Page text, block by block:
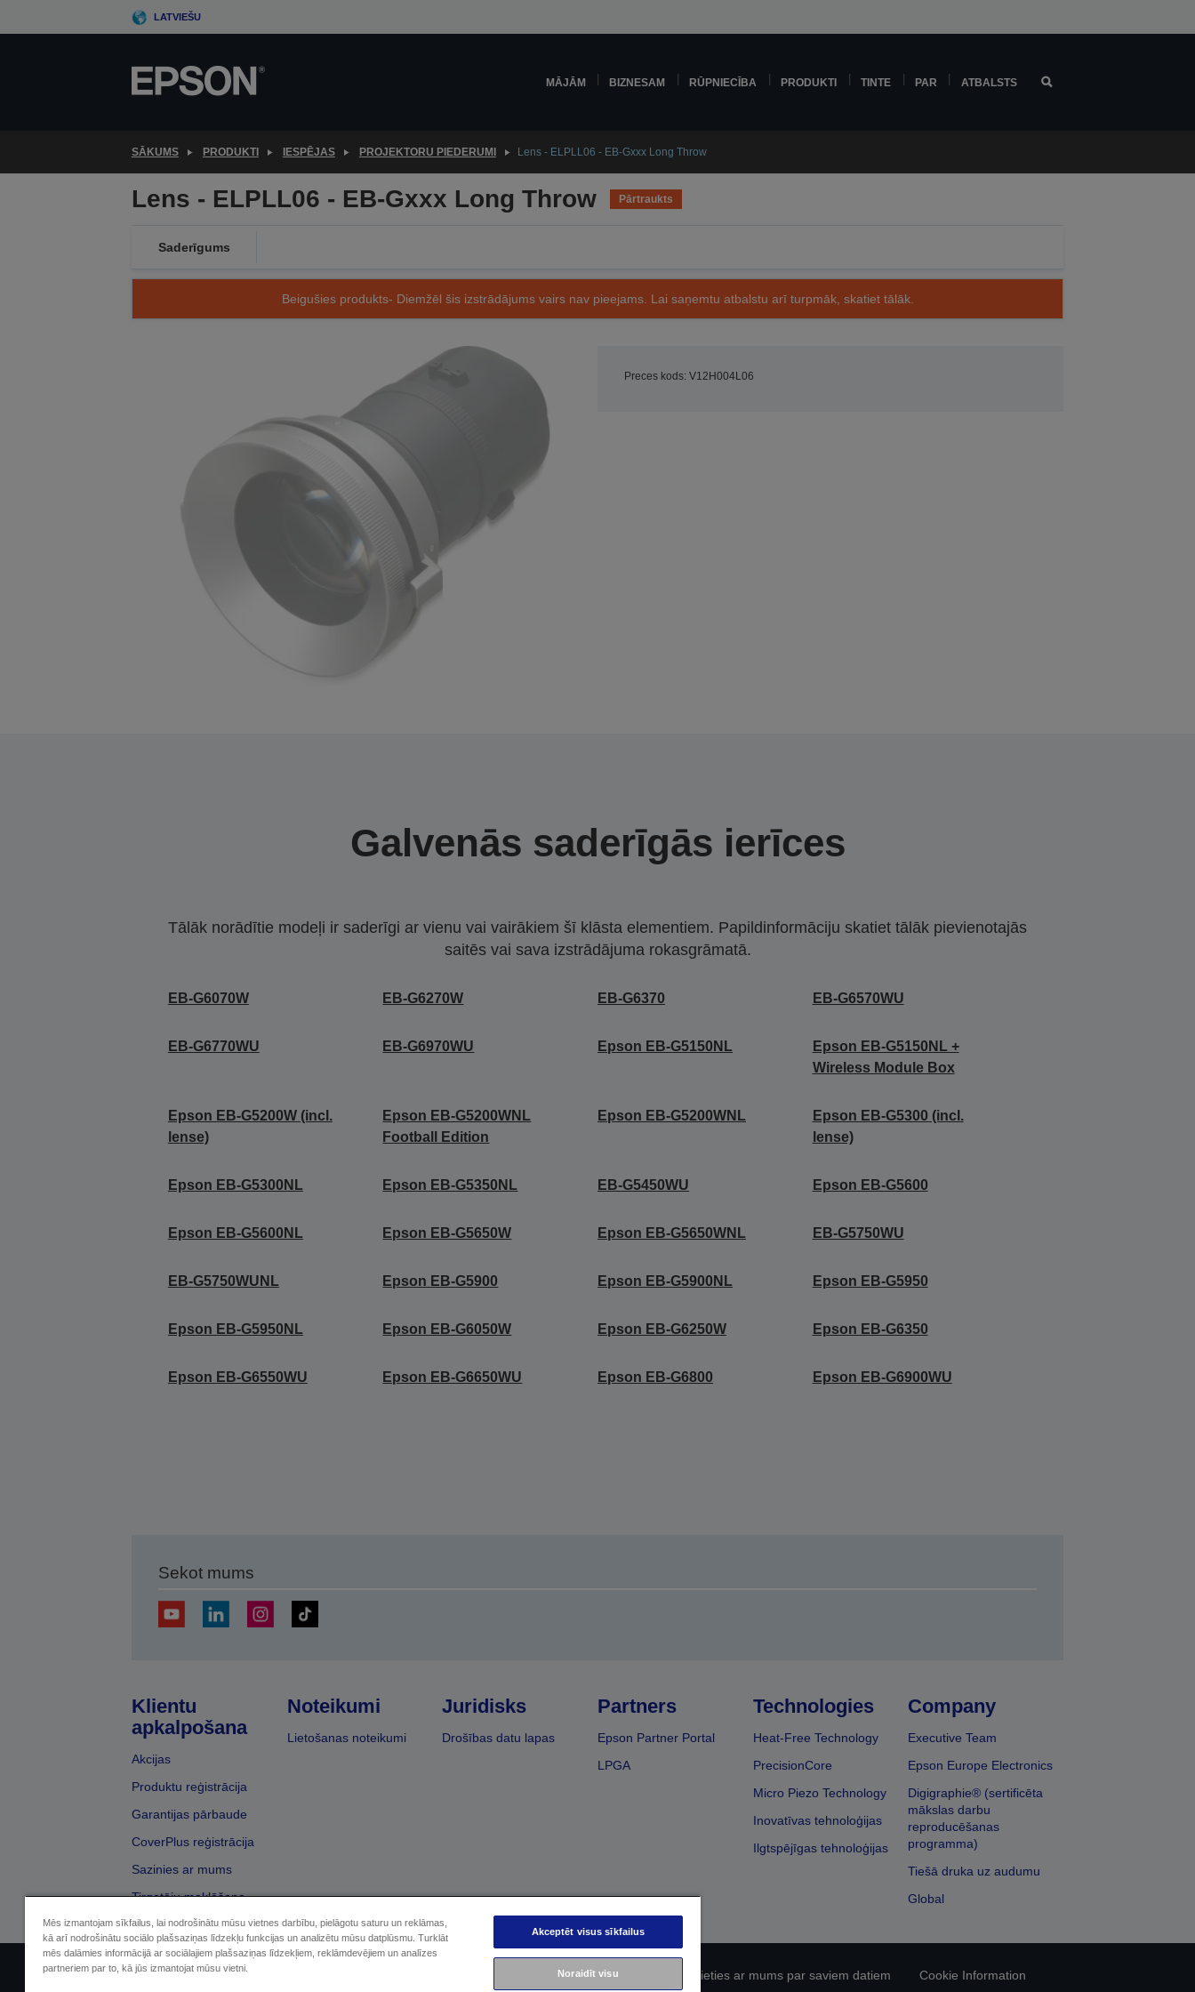
to
LATVIEŠU
MĀJĀM BIZNESAM RŪPNIECĪBA PRODUKTI TINTE PAR ATBALSTS
SĀKUMS PRODUKTI IESPĒJAS PROJEKTORU PIEDERUMI Lens - ELPLL06 - EB-Gxxx Long Throw
Lens - ELPLL06 - EB-Gxxx Long Throw Pārtraukts
Saderīgums
Beigušies produkts- Diemžēl šis izstrādājums vairs nav pieejams. Lai saņemtu atbalstu arī turpmāk, skatiet tālāk.
Preces kods: V12H004L06
Galvenās saderīgās ierīces
Tālāk norādītie modeļi ir saderīgi ar vienu vai vairākiem šī klāsta elementiem. Papildinformāciju skatiet tālāk pievienotajās
saitēs vai sava izstrādājuma rokasgrāmatā.
EB-G6070W EB-G6270W EB-G6370 EB-G6570WU
EB-G6770WU EB-G6970WU Epson EB-G5150NL
Epson EB-G5150NL +
Wireless Module Box
Epson EB-G5200W (incl.
lense)
Epson EB-G5200WNL
Football Edition
Epson EB-G5200WNL
Epson EB-G5300 (incl.
lense)
Epson EB-G5300NL Epson EB-G5350NL EB-G5450WU Epson EB-G5600
Epson EB-G5600NL Epson EB-G5650W Epson EB-G5650WNL EB-G5750WU
EB-G5750WUNL Epson EB-G5900 Epson EB-G5900NL Epson EB-G5950
Epson EB-G5950NL Epson EB-G6050W Epson EB-G6250W Epson EB-G6350
Epson EB-G6550WU Epson EB-G6650WU Epson EB-G6800 Epson EB-G6900WU
Sekot mums
Klientu
apkalpošana
Akcijas
Produktu reģistrācija
Garantijas pārbaude
CoverPlus reģistrācija
Sazinies ar mums
Tirgotāju meklēšana
Noteikumi
Lietošanas noteikumi
Juridisks
Drošības datu lapas
Partners
Epson Partner Portal
LPGA
Technologies
Heat-Free Technology
PrecisionCore
Micro Piezo Technology
Inovatīvas tehnoloģijas
Ilgtspējīgas tehnoloģijas
Company
Executive Team
Epson Europe Electronics
Digigraphie® (sertificēta
mākslas darbu
reproducēšanas
programma)
Tiešā druka uz audumu
Global
Sellers Identification EU Data Act Compliance Sazinieties ar mums par saviem datiem Cookie Information
Mēs izmantojam sīkfailus, lai nodrošinātu mūsu vietnes darbību, pielāgotu saturu un reklāmas,
kā arī nodrošinātu sociālo plašsaziņas līdzekļu funkcijas un analizētu mūsu datplūsmu. Turklāt
mēs dalāmies informācijā ar sociālajiem plašsaziņas līdzekļiem, reklāmdevējiem un analīzes
partneriem par to, kā jūs izmantojat mūsu vietni.
Akceptēt visus sīkfailus
Noraidīt visu